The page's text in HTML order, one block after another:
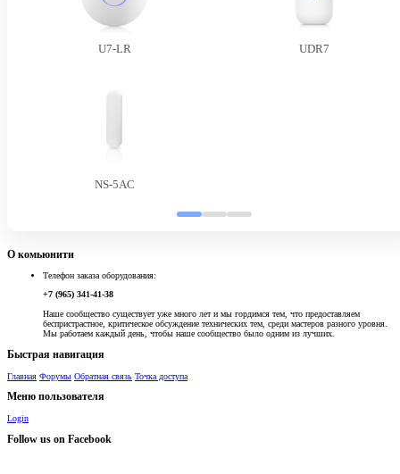
U7-LR UDR7
NS-5AC
О комьюнити
Телефон заказа оборудования:
+7 (965) 341-41-38
Наше сообщество существует уже много лет и мы гордимся тем, что предоставляем
беспристрастное, критическое обсуждение технических тем, среди мастеров разного уровня.
Мы работаем каждый день, чтобы наше сообщество было одним из лучших.
Быстрая навигация
Главная Форумы Обратная связь Точка доступа
Меню пользователя
Login
Follow us on Facebook